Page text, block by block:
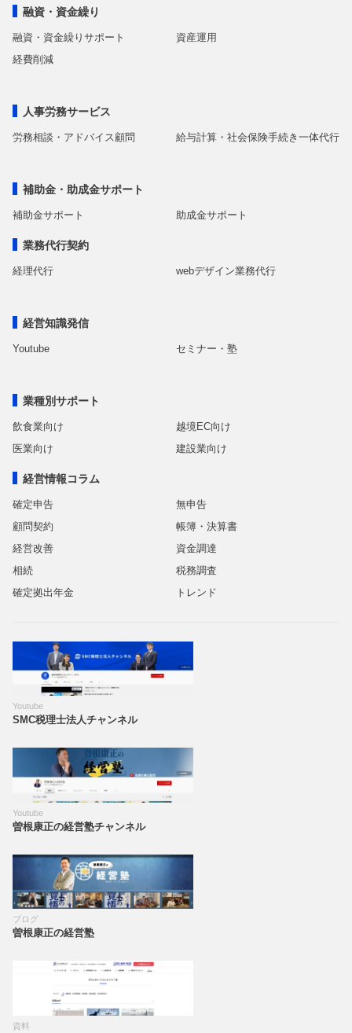
融資・資金繰り
融資・資金繰りサポート
資産運用
経費削減
人事労務サービス
労務相談・アドバイス顧問 給与計算・社会保険手続き一体代行
補助金・助成金サポート
補助金サポート 助成金サポート
業務代行契約
経理代行 webデザイン業務代行
経営知識発信
Youtube セミナー・塾
業種別サポート
飲食業向け
越境EC向け
医業向け
建設業向け
経営情報コラム
確定申告
無申告
顧問契約
帳簿・決算書
経営改善
資金調達
相続
税務調査
確定拠出年金
トレンド
Youtube
SMC税理士法人チャンネル
Youtube
曽根康正の経営塾チャンネル
ブログ
曽根康正の経営塾
資料